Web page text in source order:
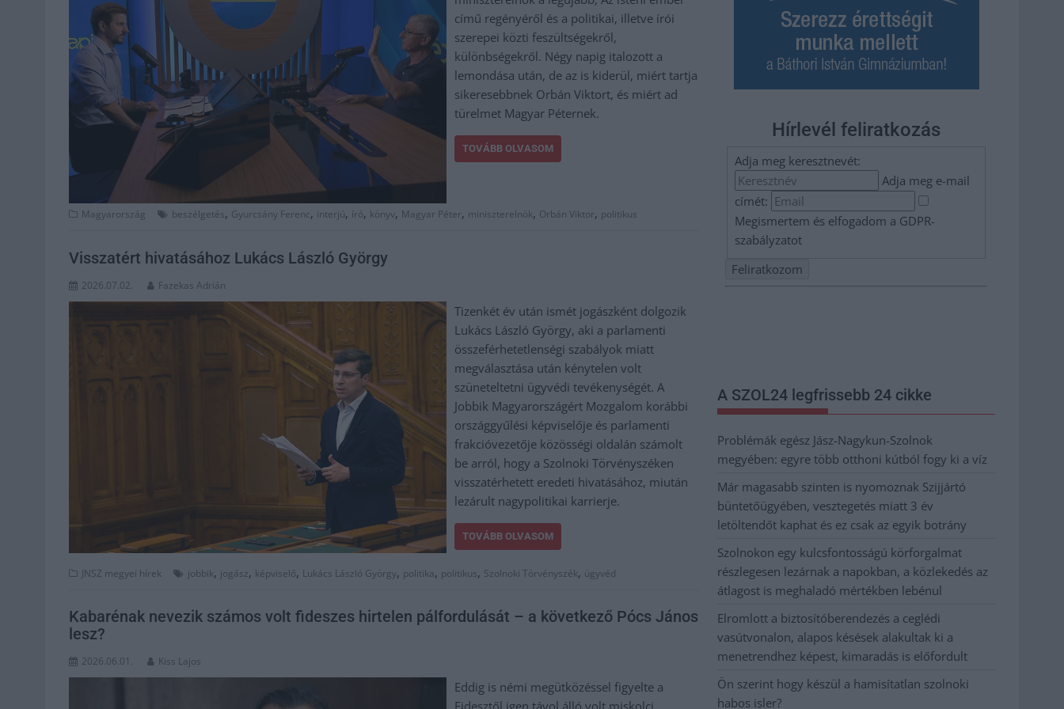
című regényéről és a politikai, illetve írói
szerepei közti feszültségekről,
különbségekről. Négy napig italozott a
lemondása után, de az is kiderül, miért tartja
sikeresebbnek Orbán Viktort, és miért ad
türelmet Magyar Péternek.
TOVÁBB OLVASOM
Magyarország beszélgetés, Gyurcsány Ferenc, interjú, író, könyv, Magyar Péter, miniszterelnök, Orbán Viktor, politikus
Visszatért hivatásához Lukács László György
2026.07.02. Fazekas Adrián
Tizenkét év után ismét jogászként dolgozik
Lukács László György, aki a parlamenti
összeférhetetlenségi szabályok miatt
megválasztása után kénytelen volt
szüneteltetni ügyvédi tevékenységét. A
Jobbik Magyarországért Mozgalom korábbi
országgyűlési képviselője és parlamenti
frakcióvezetője közösségi oldalán számolt
be arról, hogy a Szolnoki Törvényszéken
visszatérhetett eredeti hivatásához, miután
lezárult nagypolitikai karrierje.
TOVÁBB OLVASOM
JNSZ megyei hírek jobbik, jogász, képviselő, Lukács László György, politika, politikus, Szolnoki Törvényszék, ügyvéd
Kabarénak nevezik számos volt fideszes hirtelen pálfordulását – a következő Pócs János
lesz?
2026.06.01. Kiss Lajos
Eddig is némi megütközéssel figyelte a
Hírlevél feliratkozás
Adja meg keresztnevét:
Adja meg e-mail
címét:
Megismertem és elfogadom a GDPR-
szabályzatot
A SZOL24 legfrissebb 24 cikke
Problémák egész Jász-Nagykun-Szolnok
megyében: egyre több otthoni kútból fogy ki a víz
Már magasabb szinten is nyomoznak Szijjártó
büntetőügyében, vesztegetés miatt 3 év
letöltendőt kaphat és ez csak az egyik botrány
Szolnokon egy kulcsfontosságú körforgalmat
részlegesen lezárnak a napokban, a közlekedés az
átlagost is meghaladó mértékben lebénul
Elromlott a biztosítóberendezés a ceglédi
vasútvonalon, alapos késések alakultak ki a
menetrendhez képest, kimaradás is előfordult
Ön szerint hogy készül a hamisítatlan szolnoki
habos isler?